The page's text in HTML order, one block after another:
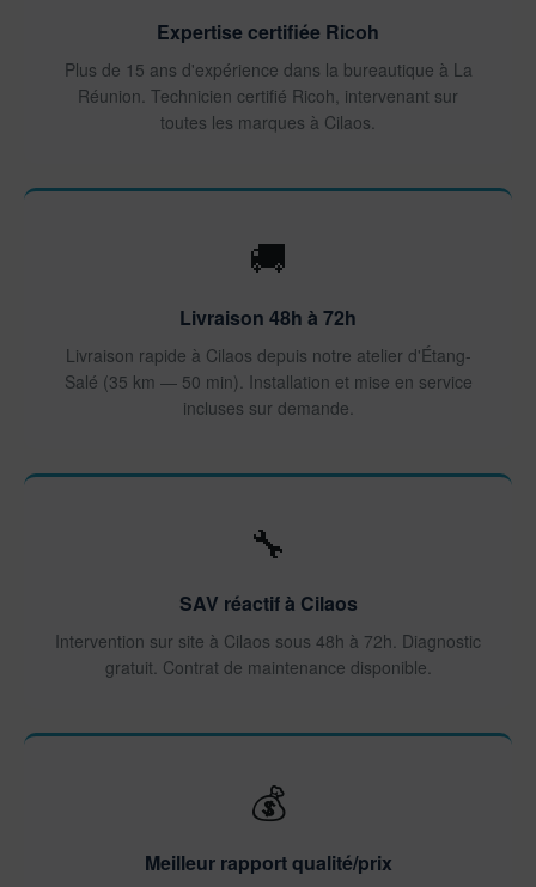
Expertise certifiée Ricoh
Plus de 15 ans d'expérience dans la bureautique à La
Réunion. Technicien certifié Ricoh, intervenant sur
toutes les marques à Cilaos.
🚚
Livraison 48h à 72h
Livraison rapide à Cilaos depuis notre atelier d'Étang-
Salé (35 km — 50 min). Installation et mise en service
incluses sur demande.
🔧
SAV réactif à Cilaos
Intervention sur site à Cilaos sous 48h à 72h. Diagnostic
gratuit. Contrat de maintenance disponible.
💰
Meilleur rapport qualité/prix